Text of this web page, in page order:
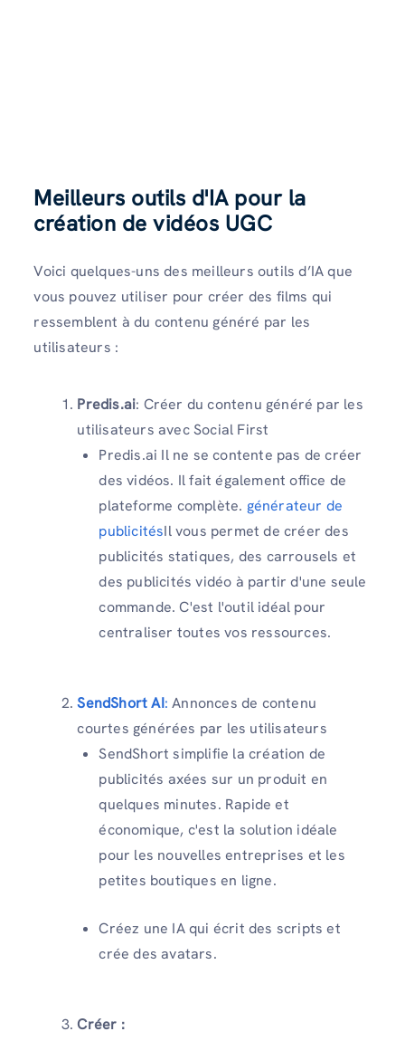
Meilleurs outils d'IA pour la
création de vidéos UGC
Voici quelques-uns des meilleurs outils d’IA que
vous pouvez utiliser pour créer des films qui
ressemblent à du contenu généré par les
utilisateurs :
Predis.ai: Créer du contenu généré par les
utilisateurs avec Social First
Predis.ai Il ne se contente pas de créer
des vidéos. Il fait également office de
plateforme complète. générateur de
publicitésIl vous permet de créer des
publicités statiques, des carrousels et
des publicités vidéo à partir d'une seule
commande. C'est l'outil idéal pour
centraliser toutes vos ressources.
SendShort AI: Annonces de contenu
courtes générées par les utilisateurs
SendShort simplifie la création de
publicités axées sur un produit en
quelques minutes. Rapide et
économique, c'est la solution idéale
pour les nouvelles entreprises et les
petites boutiques en ligne.
Créez une IA qui écrit des scripts et
crée des avatars.
Créer :